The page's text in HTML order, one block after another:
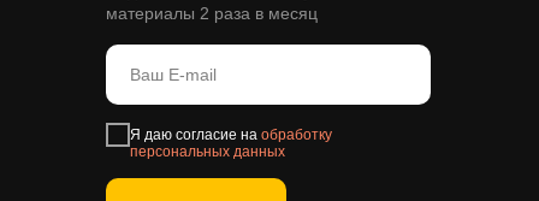
Я даю согласие на обработку
персональных данных
материалы 2 раза в месяц